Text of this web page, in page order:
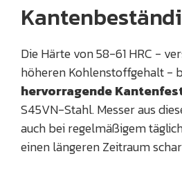
Die Härte von 58-61 HRC -
höheren Kohlenstoffgehalt -
hervorragende
S45VN-Stahl. Messer aus
auch bei regelmäßigem
einen längeren Zeitraum